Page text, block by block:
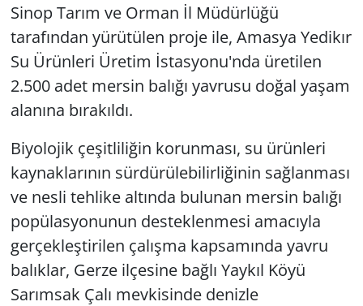
Sinop Tarım ve Orman İl Müdürlüğü
tarafından yürütülen proje ile, Amasya Yedikır
Su Ürünleri Üretim İstasyonu'nda üretilen
2.500 adet mersin balığı yavrusu doğal yaşam
alanına bırakıldı.
Biyolojik çeşitliliğin korunması, su ürünleri
kaynaklarının sürdürülebilirliğinin sağlanması
ve nesli tehlike altında bulunan mersin balığı
popülasyonunun desteklenmesi amacıyla
gerçekleştirilen çalışma kapsamında yavru
balıklar, Gerze ilçesine bağlı Yaykıl Köyü
Sarımsak Çalı mevkisinde denizle